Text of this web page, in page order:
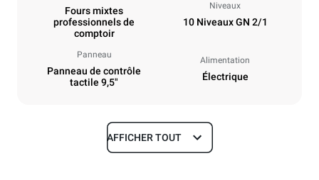
Fours mixtes
professionnels de
comptoir
Niveaux
10 Niveaux GN 2/1
Panneau
Panneau de contrôle
tactile 9,5"
Alimentation
Électrique
Dimensions
AFFICHER TOUT